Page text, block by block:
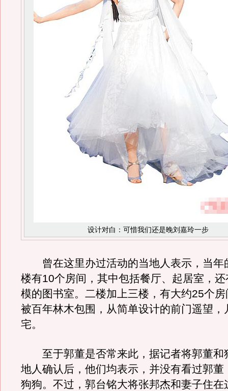
设计对白：可惜我们还是晚刘嘉玲一步
曾在这里办过活动的当地人表示，当年
楼有10个房间，其中包括餐厅、起居室，
模的图书室。二楼加上三楼，有大约25个
被百年林木包围，从简单设计的前门遥望，
宅。
至于郭董是否常来此，据记者将郭董和
地人确认后，他们均表示，并没有看过郭董
狗狗。不过，郭台铭大将张邦杰和妻子住在